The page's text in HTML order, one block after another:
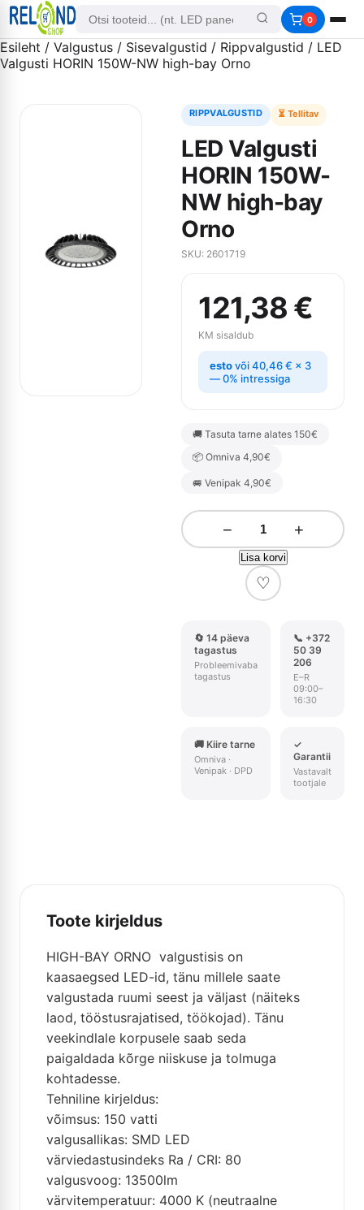
0
Esileht / Valgustus / Sisevalgustid / Rippvalgustid / LED
Valgusti HORIN 150W-NW high-bay Orno
RIPPVALGUSTID ⏳ Tellitav
LED Valgusti
HORIN 150W-
NW high-bay
Orno
SKU: 2601719
121,38 €
KM sisaldub
estovõi40,46€ × 3
— 0% intressiga
🚚 Tasuta tarne alates 150€
📦 Omniva 4,90€
🚐 Venipak 4,90€
− +
Lisa korvi
♡
🔄 14 päeva
tagastus
Probleemivaba
tagastus
📞 +372
50 39
206
E–R
09:00–
16:30
🚚 Kiire tarne
Omniva ·
Venipak · DPD
✓
Garantii
Vastavalt
tootjale
Toote kirjeldus
HIGH-BAY ORNO valgustisis on
kaasaegsed LED-id, tänu millele saate
valgustada ruumi seest ja väljast (näiteks
laod, tööstusrajatised, töökojad). Tänu
veekindlale korpusele saab seda
paigaldada kõrge niiskuse ja tolmuga
kohtadesse.
Tehniline kirjeldus:
võimsus: 150 vatti
valgusallikas: SMD LED
värviedastusindeks Ra / CRI: 80
valgusvoog: 13500lm
värvitemperatuur: 4000 K (neutraalne